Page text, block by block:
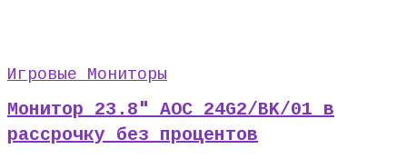
Игровые Мониторы
Монитор 23.8″ AOC 24G2/BK/01 в
рассрочку без процентов